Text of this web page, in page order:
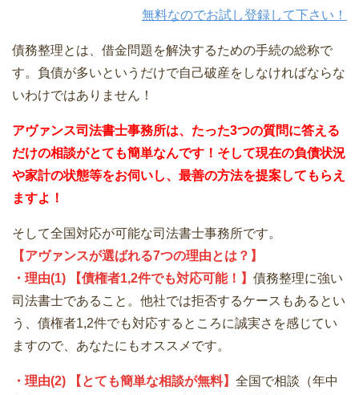
無料なのでお試し登録して下さい！
債務整理とは、借金問題を解決するための手続の総称で
す。負債が多いというだけで自己破産をしなければならな
いわけではありません！
アヴァンス司法書士事務所は、 たった3つの質問に答える
だけの相談がとても簡単なんです！そして現在の負債状況
や家計の状態等をお伺いし、最善の方法を提案してもらえ
ますよ！
そして全国対応が可能な司法書士事務所です。
【アヴァンスが選ばれる7つの理由とは？】
・理由(1) 【債権者1,2件でも対応可能！】 債務整理に強い
司法書士であること。他社では拒否するケースもあるとい
う、債権者1,2件でも対応するところに誠実さを感じてい
ますので、あなたにもオススメです。
・理由(2) 【とても簡単な相談が無料】 全国で相談（年中